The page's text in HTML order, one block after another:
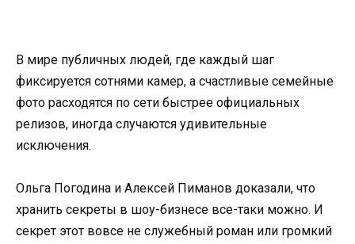
В мире публичных людей, где каждый шаг
фиксируется сотнями камер, а счастливые семейные
фото расходятся по сети быстрее официальных
релизов, иногда случаются удивительные
исключения.
Ольга Погодина и Алексей Пиманов доказали, что
хранить секреты в шоу-бизнесе все-таки можно. И
секрет этот вовсе не служебный роман или громкий